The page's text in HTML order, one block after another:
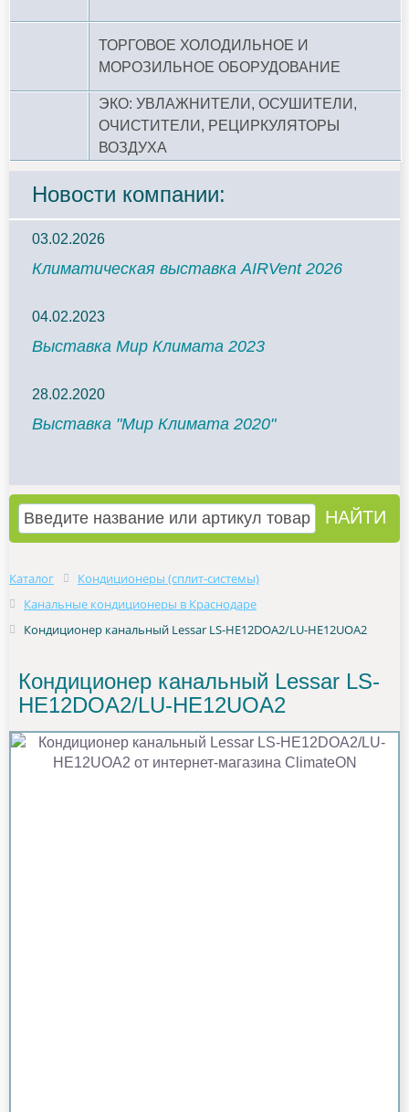
ТОРГОВОЕ ХОЛОДИЛЬНОЕ И
МОРОЗИЛЬНОЕ ОБОРУДОВАНИЕ
ЭКО: УВЛАЖНИТЕЛИ, ОСУШИТЕЛИ,
ОЧИСТИТЕЛИ, РЕЦИРКУЛЯТОРЫ
ВОЗДУХА
Новости компании:
03.02.2026
Климатическая выставка AIRVent 2026
04.02.2023
Выставка Мир Климата 2023
28.02.2020
Выставка "Мир Климата 2020"
Каталог
Кондиционеры (сплит-системы)
Канальные кондиционеры в Краснодаре
Кондиционер канальный Lessar LS-HE12DOA2/LU-HE12UOA2
Кондиционер канальный Lessar LS-
HE12DOA2/LU-HE12UOA2